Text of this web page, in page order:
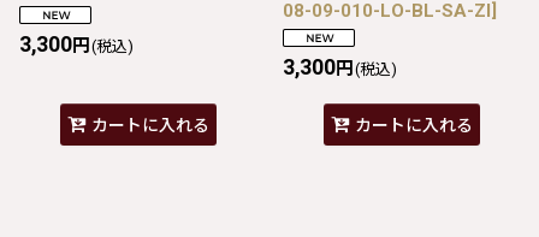
3,300円 (税込)
カートに入れる
08-09-010-LO-BL-SA-ZI]
3,300円 (税込)
カートに入れる